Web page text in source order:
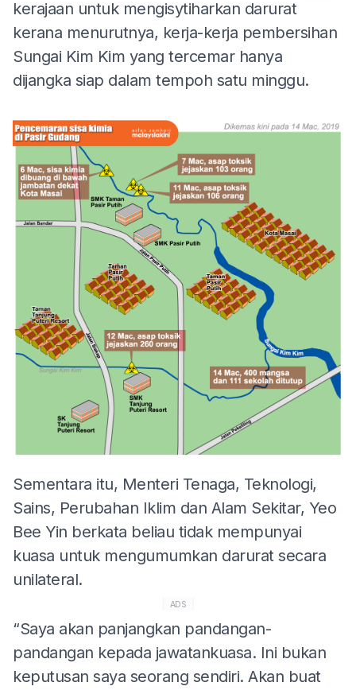
kerajaan untuk mengisytiharkan darurat
kerana menurutnya, kerja-kerja pembersihan
Sungai Kim Kim yang tercemar hanya
dijangka siap dalam tempoh satu minggu.
Sementara itu, Menteri Tenaga, Teknologi,
Sains, Perubahan Iklim dan Alam Sekitar, Yeo
Bee Yin berkata beliau tidak mempunyai
kuasa untuk mengumumkan darurat secara
unilateral.
ADS
“Saya akan panjangkan pandangan-
pandangan kepada jawatankuasa. Ini bukan
keputusan saya seorang sendiri. Akan buat